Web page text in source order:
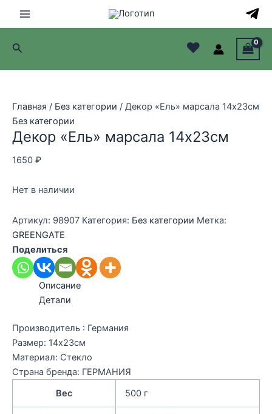
Main
Menu
Поиск ♥
Главная / Без категории / Декор «Ель» марсала 14х23см
Без категории
Декор «Ель» марсала 14х23см
1650 ₽
Нет в наличии
Артикул: 98907 Категория: Без категории Метка:
GREENGATE
Поделиться
Описание
Детали
Производитель : Германия
Размер: 14х23см
Материал: Стекло
Страна бренда: ГЕРМАНИЯ
Вес
500 г
Распродажа!
Распродажа!
Распродажа!
Распродажа!